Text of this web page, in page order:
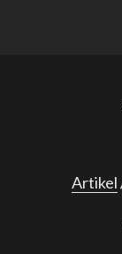
Artikel